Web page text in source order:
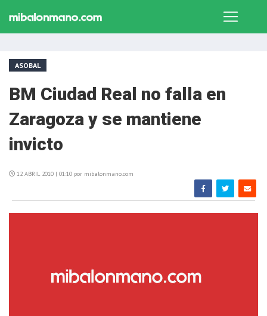
ASOBAL
BM Ciudad Real no falla en
Zaragoza y se mantiene
invicto
12 ABRIL 2010 | 01:10 por mibalonmano.com